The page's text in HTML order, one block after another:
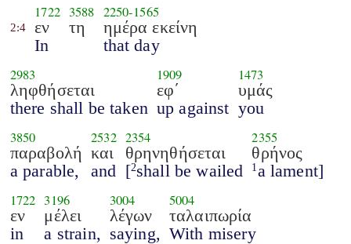
2:4
1722
εν
In
3588
τη
2250-1565
ημέρα εκείνη
that day
2983
ληφθήσεται
there shall be taken
1909
εφ΄
up against
1473
υμάς
you
3850
παραβολή
a parable,
2532
και
and
2354
θρηνηθήσεται
[2shall be wailed
2355
θρήνος
1 a lament]
1722
εν
in
3196
μέλει
a strain,
3004
λέγων
saying,
5004
ταλαιπωρία
With misery